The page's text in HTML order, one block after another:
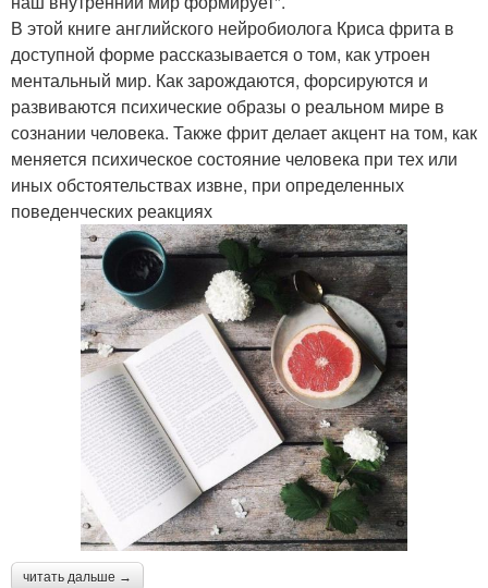
В этой книге английского нейробиолога Криса фрита в
доступной форме рассказывается о том, как утроен
ментальный мир. Как зарождаются, форсируются и
развиваются психические образы о реальном мире в
сознании человека. Также фрит делает акцент на том, как
меняется психическое состояние человека при тех или
иных обстоятельствах извне, при определенных
поведенческих реакциях
читать дальше →